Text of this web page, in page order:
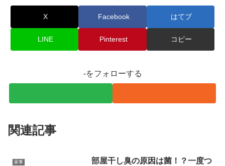
X Facebook はてブ
LINE Pinterest コピー
-をフォローする
関連記事
家事
部屋干し臭の原因は菌！？一度つ